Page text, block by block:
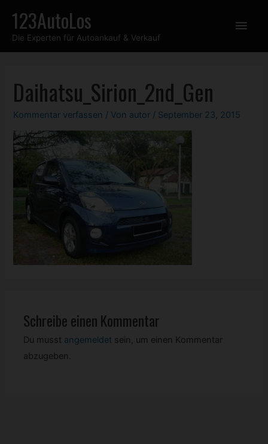
Inhalt
springen
123AutoLos
Die Experten für Autoankauf & Verkauf
Daihatsu_Sirion_2nd_Gen
Kommentar verfassen / Von autor / September 23, 2015
Schreibe einen Kommentar
Du musst angemeldet sein, um einen Kommentar
abzugeben.